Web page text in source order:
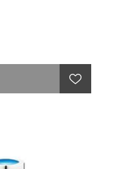
ser ud og føles på.
for makeup.
glød og vitalitet.
Intraceuticals
ved at følge
med Rejuvenate